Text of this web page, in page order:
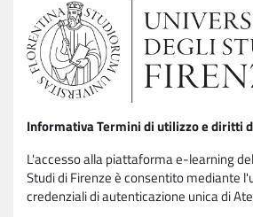
Informativa Termini di utilizzo e diritti
L'accesso alla piattaforma e-learning
Studi di Firenze è consentito mediante
credenziali di autenticazione unica di